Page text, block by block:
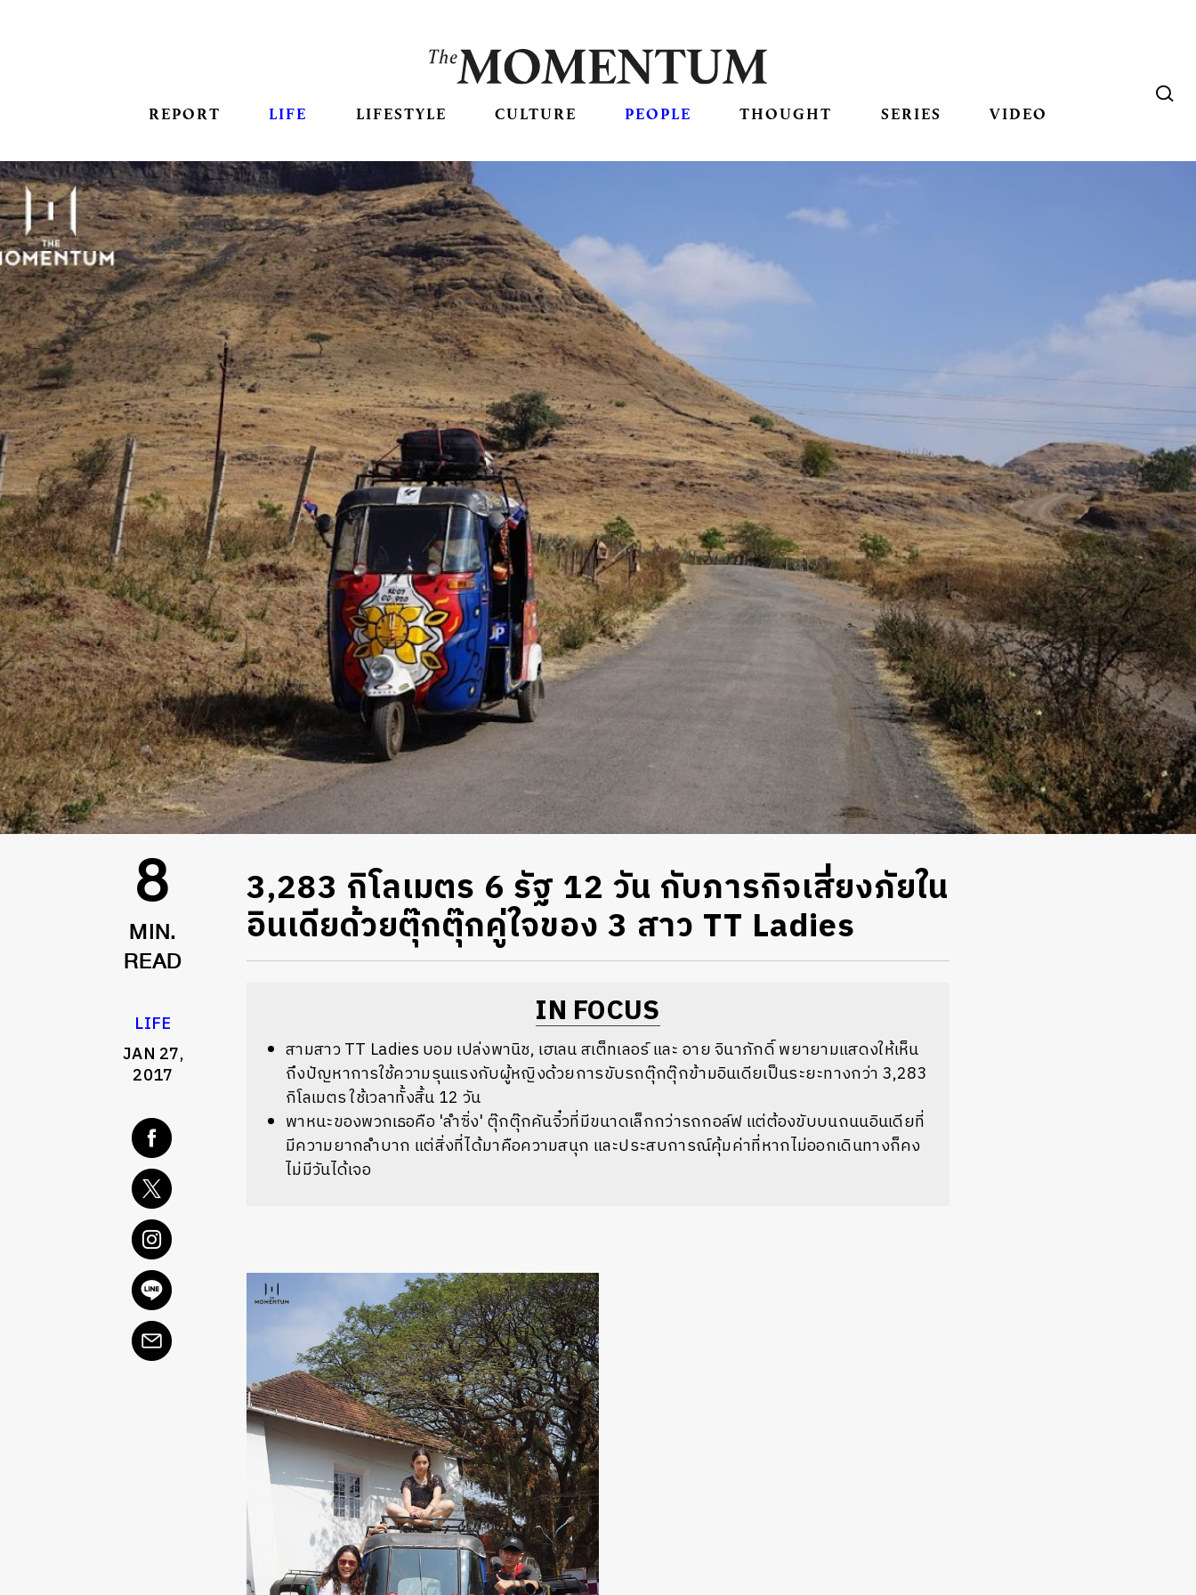
REPORT LIFE LIFESTYLE CULTURE PEOPLE THOUGHT SERIES VIDEO
8
MIN.
READ
LIFE
JAN 27,
2017
3,283 กิโลเมตร 6 รัฐ 12 วัน กับภารกิจเสี่ยงภัยใน
อินเดียด้วยตุ๊กตุ๊กคู่ใจของ 3 สาว TT Ladies
IN FOCUS
สามสาว TT Ladies บอม เปล่งพานิช, เฮเลน สเต็ทเลอร์ และ อาย จินาภักดิ์ พยายามแสดงให้เห็น
ถึงปัญหาการใช้ความรุนแรงกับผู้หญิงด้วยการขับรถตุ๊กตุ๊กข้ามอินเดียเป็นระยะทางกว่า 3,283
กิโลเมตร ใช้เวลาทั้งสิ้น 12 วัน
พาหนะของพวกเธอคือ 'ลำซิ่ง' ตุ๊กตุ๊กคันจิ๋วที่มีขนาดเล็กกว่ารถกอล์ฟ แต่ต้องขับบนถนนอินเดียที่
มีความยากลำบาก แต่สิ่งที่ได้มาคือความสนุก และประสบการณ์คุ้มค่าที่หากไม่ออกเดินทางก็คง
ไม่มีวันได้เจอ